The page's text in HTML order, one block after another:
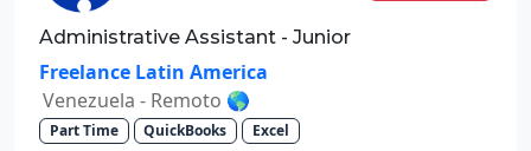
Administrative Assistant - Junior
Freelance Latin America
Venezuela - Remoto 🌎
Part Time QuickBooks Excel